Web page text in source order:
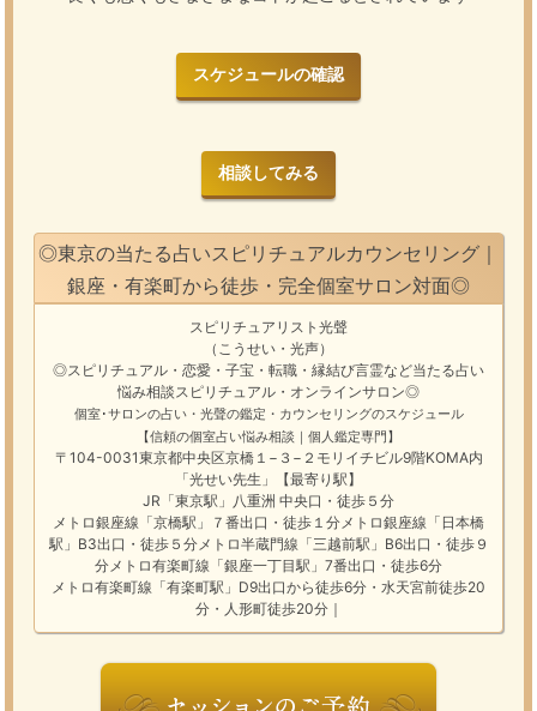
スケジュールの確認
相談してみる
◎東京の当たる占いスピリチュアルカウンセリング｜
銀座・有楽町から徒歩・完全個室サロン対面◎
スピリチュアリスト光聲
（こうせい・光声）
◎スピリチュアル・恋愛・子宝・転職・縁結び言霊など当たる占い
悩み相談スピリチュアル・オンラインサロン◎
個室･サロンの占い・光聲の鑑定・カウンセリングのスケジュール
【信頼の個室占い悩み相談｜個人鑑定専門】
〒104-0031東京都中央区京橋１−３−２モリイチビル9階KOMA内
「光せい先生」【最寄り駅】
JR「東京駅」八重洲 中央口・徒歩５分
メトロ銀座線「京橋駅」７番出口・徒歩１分メトロ銀座線「日本橋
駅」B3出口・徒歩５分メトロ半蔵門線「三越前駅」B6出口・徒歩９
分メトロ有楽町線「銀座一丁目駅」7番出口・徒歩6分
メトロ有楽町線「有楽町駅」D9出口から徒歩6分・水天宮前徒歩20
分・人形町徒歩20分｜